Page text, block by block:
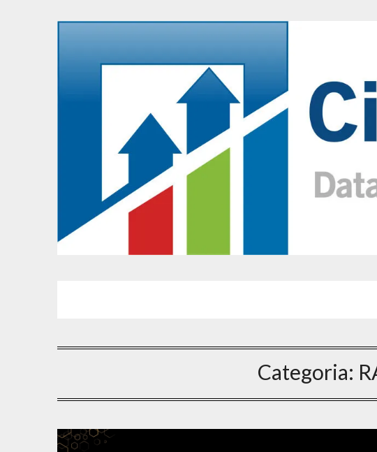
Categoria: